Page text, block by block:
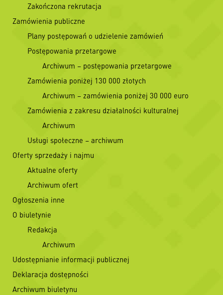
Zakończona rekrutacja
Zamówienia publiczne
Plany postępowań o udzielenie zamówień
Postępowania przetargowe
Archiwum – postępowania przetargowe
Zamówienia poniżej 130 000 złotych
Archiwum – zamówienia poniżej 30 000 euro
Zamówienia z zakresu działalności kulturalnej
Archiwum
Usługi społeczne – archiwum
Oferty sprzedaży i najmu
Aktualne oferty
Archiwum ofert
Ogłoszenia inne
O biuletynie
Redakcja
Archiwum
Udostępnianie informacji publicznej
Deklaracja dostępności
Archiwum biuletynu